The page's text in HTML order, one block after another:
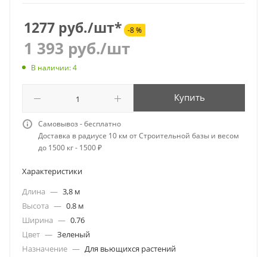
1277 руб./шт* -8 %
1 393 руб./шт
В наличии: 4
Купить
Самовывоз - бесплатно
Доставка в радиусе 10 км от Строительной базы и весом
до 1500 кг - 1500 ₽
Характеристики
Длина — 3,8 м
Высота — 0.8 м
Ширина — 0.76
Цвет — Зеленый
Назначение — Для вьющихся растений